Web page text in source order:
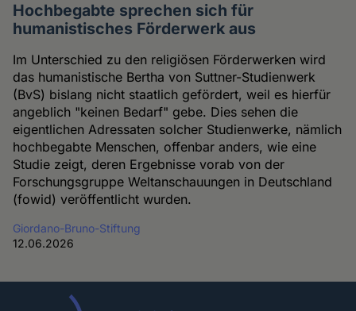
Hochbegabte sprechen sich für
humanistisches Förderwerk aus
Im Unterschied zu den religiösen Förderwerken wird
das humanistische Bertha von Suttner-Studienwerk
(BvS) bislang nicht staatlich gefördert, weil es hierfür
angeblich "keinen Bedarf" gebe. Dies sehen die
eigentlichen Adressaten solcher Studienwerke, nämlich
hochbegabte Menschen, offenbar anders, wie eine
Studie zeigt, deren Ergebnisse vorab von der
Forschungsgruppe Weltanschauungen in Deutschland
(fowid) veröffentlicht wurden.
Giordano-Bruno-Stiftung
12.06.2026